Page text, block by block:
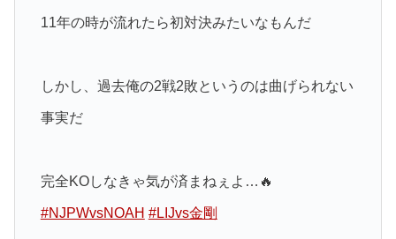
11年の時が流れたら初対決みたいなもんだ
しかし、過去俺の2戦2敗というのは曲げられない
事実だ
完全KOしなきゃ気が済まねぇよ…🔥
#NJPWvsNOAH #LIJvs金剛